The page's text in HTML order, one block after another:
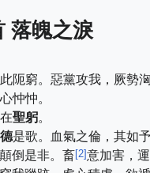
落魄之淚
此阨窮。惡黨攻我，厥勢洶
忡忡。
聖躬。
是歌。血氣之倫，其如
顛倒是非。畜[2]意加害，運